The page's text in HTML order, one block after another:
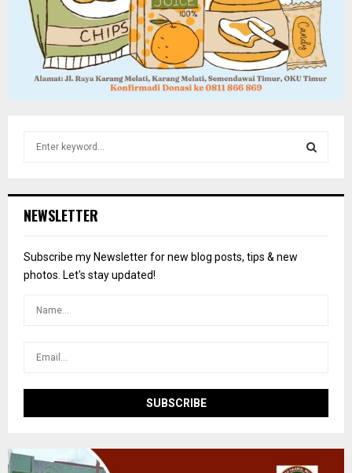
h
o
r
NEWSLETTER
Subscribe my Newsletter for new blog posts, tips & new
photos. Let's stay updated!